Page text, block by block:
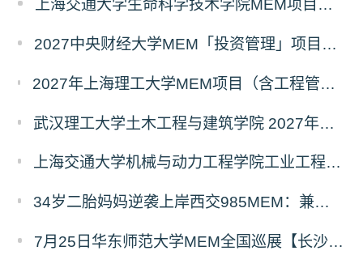
上海交通大学生命科学技术学院MEM项目全新介绍
2027中央财经大学MEM「投资管理」项目招生专题正式上线
2027年上海理工大学MEM项目（含工程管理、工业工程与管理、物流工程与管理）奖助学金政策发布
武汉理工大学土木工程与建筑学院 2027年工程管理硕士（MEM）招生简章
上海交通大学机械与动力工程学院工业工程学科硕士生招生专业及统考科目调整公告
34岁二胎妈妈逆袭上岸西交985MEM：兼顾工作带娃，零基础5个月逆风翻盘
7月25日华东师范大学MEM全国巡展【长沙站】开启，欢迎报考！